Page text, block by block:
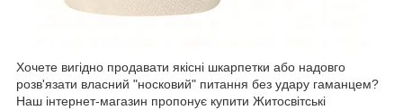
Хочете вигідно продавати якісні шкарпетки або надовго
розв'язати власний "носковий" питання без удару гаманцем?
Наш інтернет-магазин пропонує купити Житосвітські